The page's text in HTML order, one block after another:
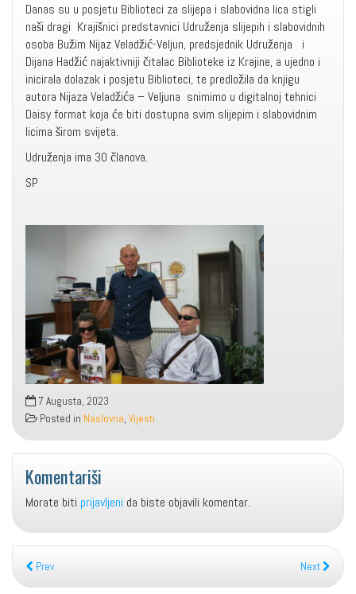
Danas su u posjetu Biblioteci za slijepa i slabovidna lica stigli
naši dragi Krajišnici predstavnici Udruženja slijepih i slabovidnih
osoba Bužim Nijaz Veladžić-Veljun, predsjednik Udruženja i
Dijana Hadžić najaktivniji čitalac Biblioteke iz Krajine, a ujedno i
inicirala dolazak i posjetu Biblioteci, te predložila da knjigu
autora Nijaza Veladžića – Veljuna snimimo u digitalnoj tehnici
Daisy format koja će biti dostupna svim slijepim i slabovidnim
licima širom svijeta.
Udruženja ima 30 članova.
SP
7 Augusta, 2023
Posted in Naslovna, Vijesti
Komentariši
Morate biti prijavljeni da biste objavili komentar.
Prev Next